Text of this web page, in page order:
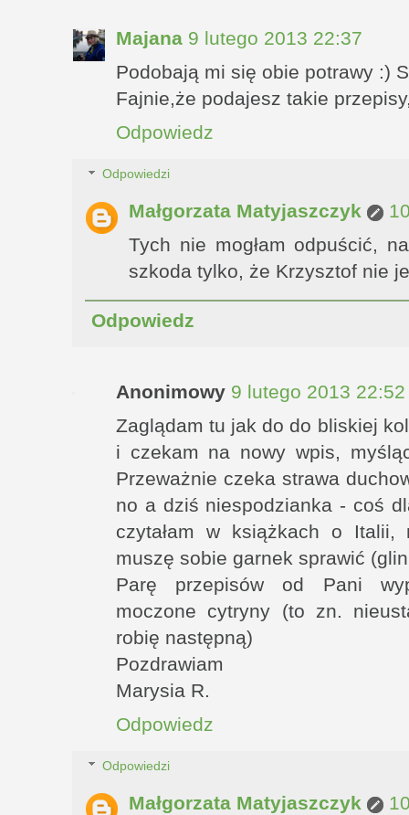
Majana 9 lutego 2013 22:37
Podobają mi się obie potrawy :)
Fajnie,że podajesz takie
Odpowiedz
Odpowiedzi
Małgorzata Matyjaszczyk
Tych nie mogłam odpuścić,
szkoda tylko, że Krzysztof nie
Odpowiedz
Anonimowy 9 lutego 2013 22:52
Zaglądam tu jak do do bliskiej
i czekam na nowy wpis,
Przeważnie czeka strawa
no a dziś niespodzianka - coś
czytałam w książkach o Italii,
muszę sobie garnek sprawić
Parę przepisów od Pani
moczone cytryny (to zn.
robię następną)
Pozdrawiam
Marysia R.
Odpowiedz
Odpowiedzi
Małgorzata Matyjaszczyk